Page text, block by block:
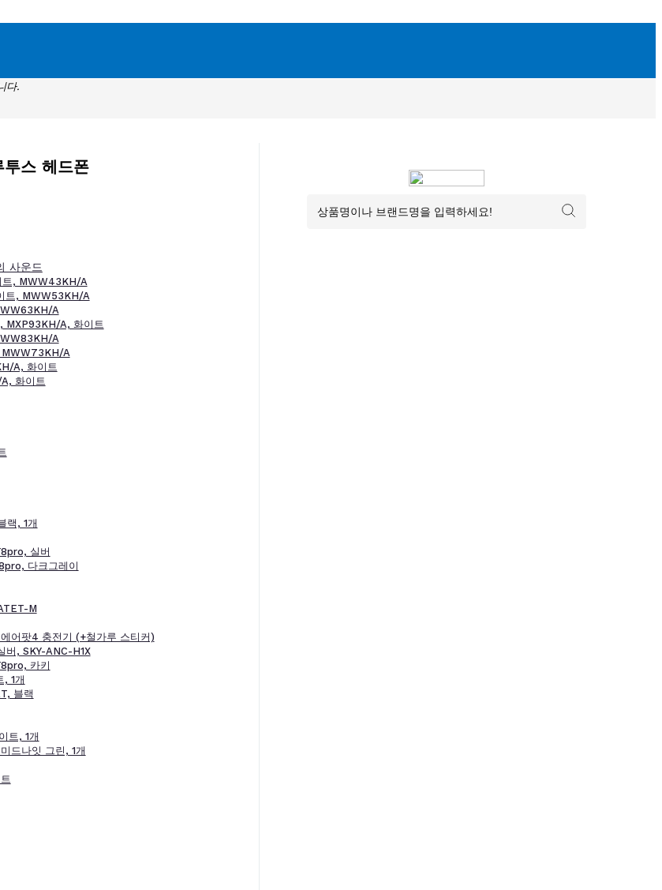
다.
스 헤드폰
사운드
트, MWW43KH/A
트, MWW53KH/A
A
MXP93KH/A, 화이트
A
MWW73KH/A
A, 화이트
화이트
랙, 1개
실버
다크그레이
M
어팟4 충전기 (+철가루 스티커)
버, SKY-ANC-H1X
카키
1개
블랙
트, 1개
드나잇 그린, 1개